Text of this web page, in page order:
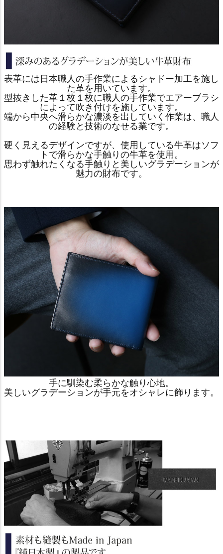
表革には日本職人の手作業によるシャドー加工を施し
た革を用いています。
型抜きした革１枚１枚に職人の手作業でエアーブラシ
によって吹き付けを施しています。
端から中央へ滑らかな濃淡を出していく作業は、職人
の経験と技術のなせる業です。
硬く見えるデザインですが、使用している牛革はソフ
トで滑らかな手触りの牛革を使用。
思わず触れたくなる手触りと美しいグラデーションが
魅力の財布です。
手に馴染む柔らかな触り心地。
美しいグラデーションが手元をオシャレに飾ります。